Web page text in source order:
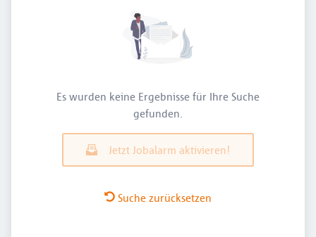
Es wurden keine Ergebnisse für Ihre Suche
gefunden.
Jetzt Jobalarm aktivieren!
Suche zurücksetzen